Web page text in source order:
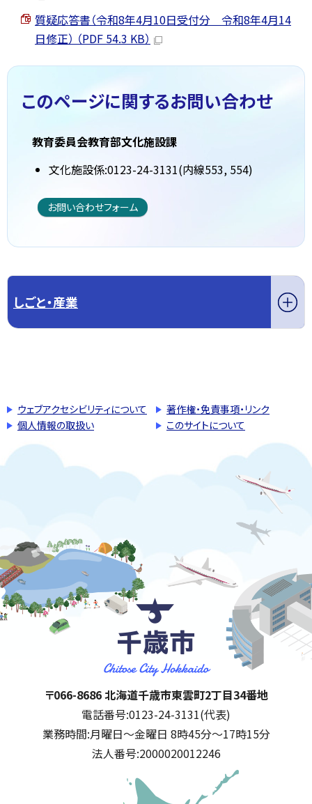
質疑応答書（令和8年4月10日受付分 令和8年4月14
日修正） （PDF 54.3 KB）
このページに関するお問い合わせ
教育委員会教育部文化施設課
文化施設係:0123-24-3131(内線553, 554)
お問い合わせフォーム
しごと・産業
ウェブアクセシビリティについて
著作権・免責事項・リンク
個人情報の取扱い
このサイトについて
千歳市
住所:
〒066-8686 北海道千歳市東雲町2丁目34番地
電話番号:0123-24-3131(代表)
業務時間:月曜日～金曜日 8時45分～17時15分
法人番号:2000020012246